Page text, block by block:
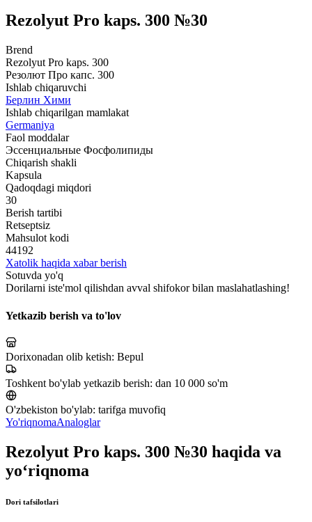
Rezolyut Pro kaps. 300 №30
Brend
Rezolyut Pro kaps. 300
Резолют Про капс. 300
Ishlab chiqaruvchi
Берлин Хими
Ishlab chiqarilgan mamlakat
Germaniya
Faol moddalar
Эссенциальные Фосфолипиды
Chiqarish shakli
Kapsula
Qadoqdagi miqdori
30
Berish tartibi
Retseptsiz
Mahsulot kodi
44192
Xatolik haqida xabar berish
Sotuvda yo'q
Dorilarni iste'mol qilishdan avval shifokor bilan maslahatlashing!
Yetkazib berish va to'lov
Dorixonadan olib ketish: Bepul
Toshkent bo'ylab yetkazib berish: dan 10 000 so'm
O'zbekiston bo'ylab: tarifga muvofiq
Yo'riqnomaAnaloglar
Rezolyut Pro kaps. 300 №30 haqida va
yo‘riqnoma
Dori tafsilotlari